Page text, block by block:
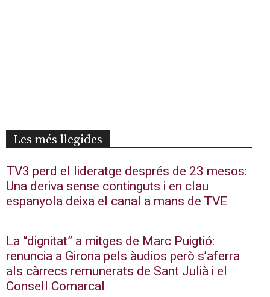
Les més llegides
TV3 perd el lideratge després de 23 mesos:
Una deriva sense continguts i en clau
espanyola deixa el canal a mans de TVE
La “dignitat” a mitges de Marc Puigtió:
renuncia a Girona pels àudios però s’aferra
als càrrecs remunerats de Sant Julià i el
Consell Comarcal